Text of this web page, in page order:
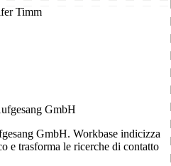
Timm
GmbH
GmbH. Workbase indicizza
e trasforma le ricerche di contatto